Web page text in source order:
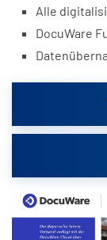
Alle
DocuWare